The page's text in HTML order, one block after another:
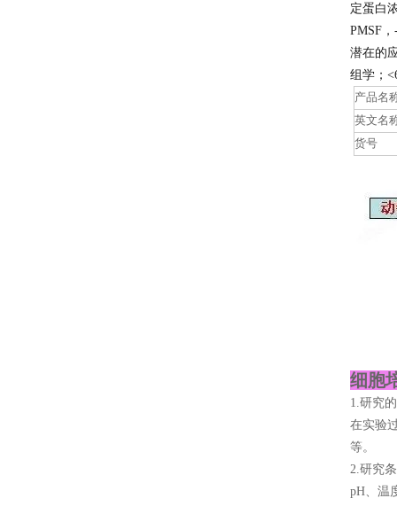
定蛋白
PMSF
潜在的
组学；
产品名
英文名
货号
细胞
1.研究
在实验
等。
2.研究
pH、温